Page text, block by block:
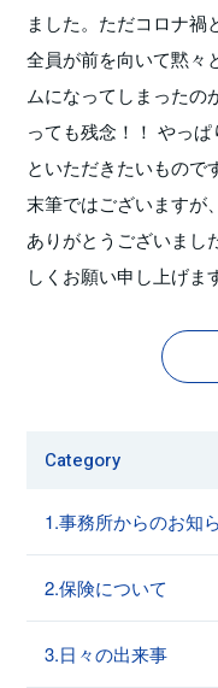
ました。ただコロナ禍
全員が前を向いて黙々
ムになってしまったの
っても残念！！ やっ
といただきたいもので
末筆ではございますが
ありがとうございまし
しくお願い申し上げま
Category
1.事務所からのお知
2.保険について
3.日々の出来事